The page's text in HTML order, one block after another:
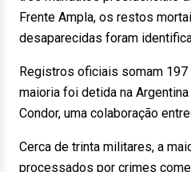
Frente Ampla, os restos
desaparecidas foram
Registros oficiais somam
maioria foi detida na
Condor, uma colaboração
Cerca de trinta militares, a
processados por crimes